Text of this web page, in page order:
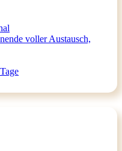
voller Austausch,